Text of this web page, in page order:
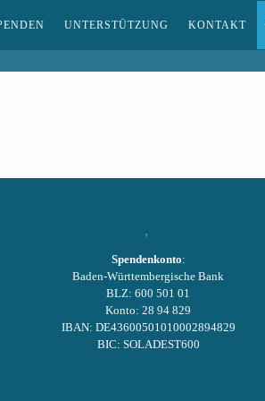
UNTERSTÜTZUNG KONTAKT
Spendenkonto:
Baden-Württembergische Bank
BLZ: 600 501 01
Konto: 28 94 829
IBAN: DE43600501010002894829
BIC: SOLADEST600